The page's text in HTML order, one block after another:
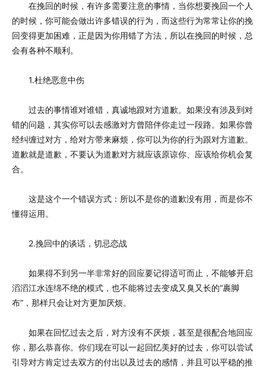
在挽回的时候，有许多需要注意的事情，当你想要挽回一个人
的时候，你可能会做出许多错误的行为，而这些行为常常让你的挽
回变得更加困难，正是因为你用错了方法，所以在挽回的时候，总
会有各种不顺利。
1.杜绝恶意中伤
过去的事情谁对谁错，真诚地跟对方道歉。如果没有涉及到对
错的问题，其实你可以去感激对方曾陪伴你走过一段路。如果你曾
经纠缠过对方，给对方带来麻烦，你可以为你的行为跟对方道歉。
道歉就是道歉，不要认为道歉对方就应该原谅你、应该给你机会复
合。
这是这个一个错误方式：所以不是你的道歉没有用，而是你不
懂得运用。
2.挽回中的谈话，切忌恋战
如果得不到另一半非常好的回应要记得适可而止，不能够开启
滔滔江水连绵不绝的模式，也不能将过去变成又臭又长的“裹脚
布”，那样只会让对方更加厌烦。
如果在回忆过去之后，对方没有不厌烦，甚至是很配合地回应
你，那么恭喜你。你们现在可以一起回忆美好的过去，你可以尝试
引导对方肯定过去双方的付出以及过去的感情，并且可以平稳的推